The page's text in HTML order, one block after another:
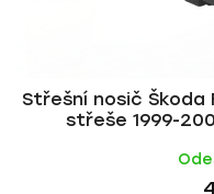
Střešní nosič Škoda
střeše 1999-